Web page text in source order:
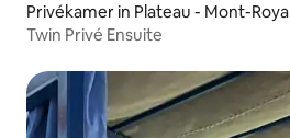
Privékamer in Plateau - Mont-Royal
Twin Privé Ensuite